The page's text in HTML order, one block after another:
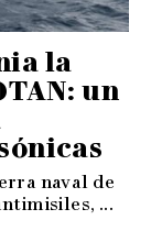
la
un
naval de
...